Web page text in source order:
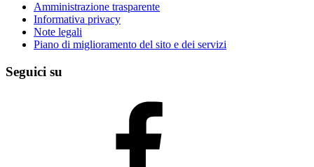
Amministrazione trasparente
Informativa privacy
Note legali
Piano di miglioramento del sito e dei servizi
Seguici su